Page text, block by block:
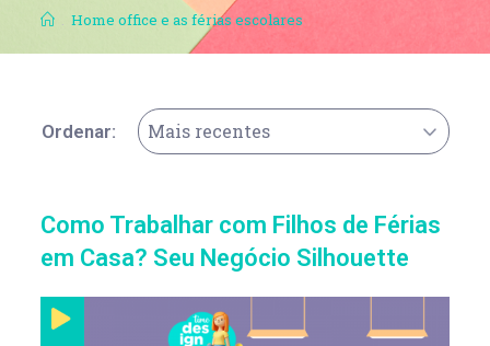
. Home office e as férias escolares
Ordenar: Mais recentes
Como Trabalhar com Filhos de Férias
em Casa? Seu Negócio Silhouette